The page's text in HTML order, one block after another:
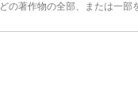
の著作物の全部、または一